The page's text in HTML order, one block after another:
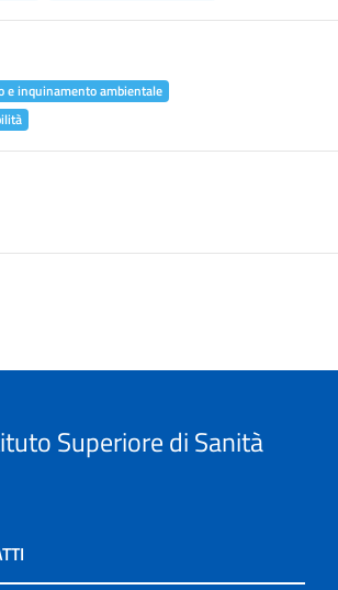
e inquinamento ambientale
Superiore di Sanità